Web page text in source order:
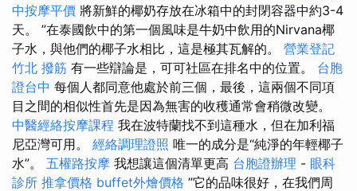
中按摩平價 將新鮮的椰奶存放在冰箱中的封閉容器中約3-4
天。 ”在泰國飲中的第一個風味是牛奶中飲用的Nirvana椰
子水，與他們的椰子水相比，這是極其瓦解的。 營業登記
竹北 撥筋 有一些辯論是，可可社區在排名中的位置。 台胞
證台中 每個人都同意他處於前三個，最後，這兩個不同項
目之間的相似性首先是因為無害的收穫通常會稍微改變。
中醫經絡按摩課程 我在波特蘭找不到這種水，但在加利福
尼亞灣可用。 經絡調理證照 唯一的成分是“純淨的年輕椰子
水”。 五權路按摩 我想讓這個清單更高 台胞證辦理 - 眼科
診所 推拿價格 buffet外燴價格 ”它的品味很好，在我們周